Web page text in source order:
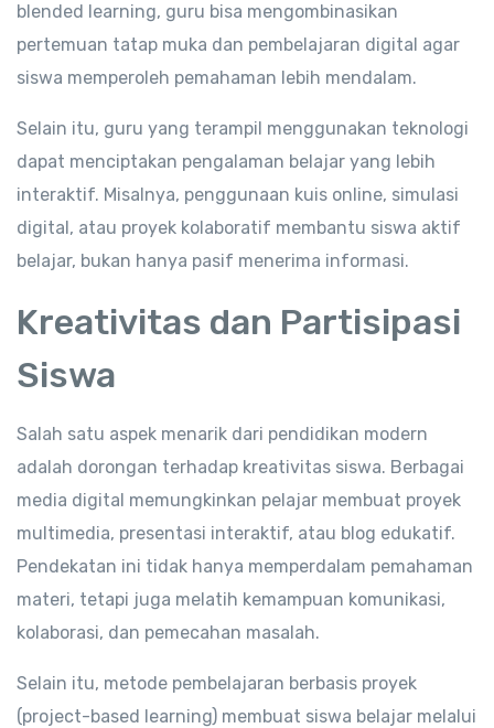
blended learning, guru bisa mengombinasikan
pertemuan tatap muka dan pembelajaran digital agar
siswa memperoleh pemahaman lebih mendalam.
Selain itu, guru yang terampil menggunakan teknologi
dapat menciptakan pengalaman belajar yang lebih
interaktif. Misalnya, penggunaan kuis online, simulasi
digital, atau proyek kolaboratif membantu siswa aktif
belajar, bukan hanya pasif menerima informasi.
Kreativitas dan Partisipasi
Siswa
Salah satu aspek menarik dari pendidikan modern
adalah dorongan terhadap kreativitas siswa. Berbagai
media digital memungkinkan pelajar membuat proyek
multimedia, presentasi interaktif, atau blog edukatif.
Pendekatan ini tidak hanya memperdalam pemahaman
materi, tetapi juga melatih kemampuan komunikasi,
kolaborasi, dan pemecahan masalah.
Selain itu, metode pembelajaran berbasis proyek
(project-based learning) membuat siswa belajar melalui